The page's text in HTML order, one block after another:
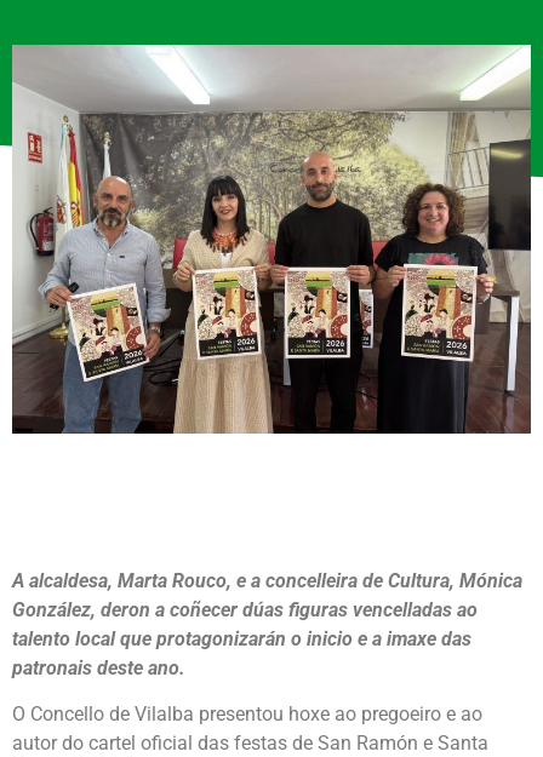
A alcaldesa, Marta Rouco, e a concelleira de Cultura, Mónica
González, deron a coñecer dúas figuras vencelladas ao
talento local que protagonizarán o inicio e a imaxe das
patronais deste ano.
O Concello de Vilalba presentou hoxe ao pregoeiro e ao
autor do cartel oficial das festas de San Ramón e Santa